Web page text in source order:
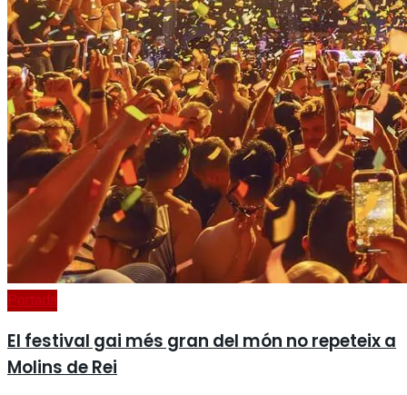
Portada
El festival gai més gran del món no repeteix a
Molins de Rei